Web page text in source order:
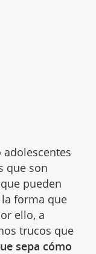
que son
pueden
forma que
ello, a
trucos que
sepa cómo